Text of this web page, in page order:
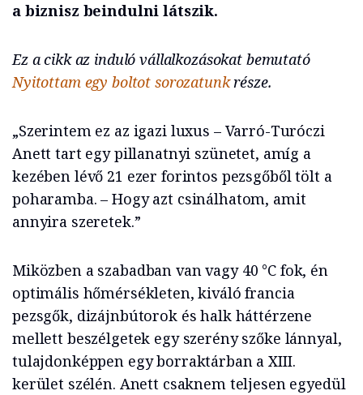
a biznisz beindulni látszik.
Ez a cikk az induló vállalkozásokat bemutató
Nyitottam egy boltot sorozatunkrésze.
„Szerintem ez az igazi luxus – Varró-Turóczi
Anett tart egy pillanatnyi szünetet, amíg a
kezében lévő 21 ezer forintos pezsgőből tölt a
poharamba. – Hogy azt csinálhatom, amit
annyira szeretek.”
Miközben a szabadban van vagy 40 °C fok, én
optimális hőmérsékleten, kiváló francia
pezsgők, dizájnbútorok és halk háttérzene
mellett beszélgetek egy szerény szőke lánnyal,
tulajdonképpen egy borraktárban a XIII.
kerület szélén. Anett csaknem teljesen egyedül